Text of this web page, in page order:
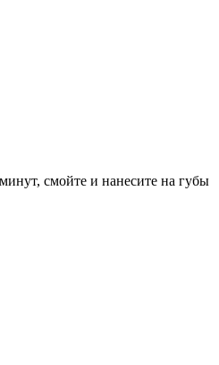
смойте и нанесите на губы